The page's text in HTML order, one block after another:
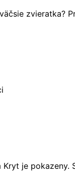
zvieratka?
je pokazeny.